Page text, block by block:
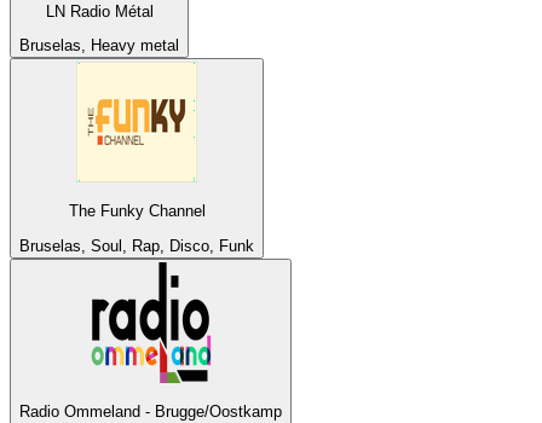
LN Radio Métal
Bruselas, Heavy metal
The Funky Channel
Bruselas, Soul, Rap, Disco, Funk
Radio Ommeland - Brugge/Oostkamp